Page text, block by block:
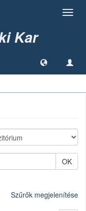
Kar
OK
Szűrők megjelenítése